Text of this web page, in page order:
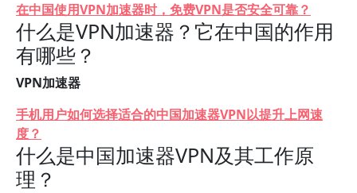
在中国使用VPN加速器时，免费VPN是否安全可靠？
什么是VPN加速器？它在中国的作用
有哪些？
VPN加速器
手机用户如何选择适合的中国加速器VPN以提升上网速
度？
什么是中国加速器VPN及其工作原
理？